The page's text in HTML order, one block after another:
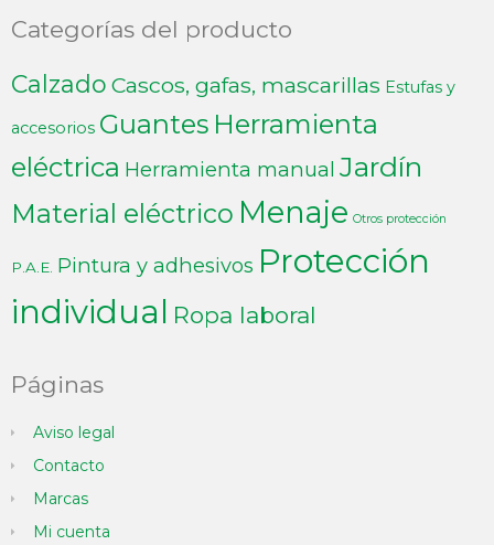
Categorías del producto
Calzado Cascos, gafas, mascarillas Estufas y
accesorios Guantes Herramienta
eléctrica Herramienta manual Jardín
Material eléctrico Menaje Otros protección
P.A.E. Pintura y adhesivos Protección
individual Ropa laboral
Páginas
Aviso legal
Contacto
Marcas
Mi cuenta